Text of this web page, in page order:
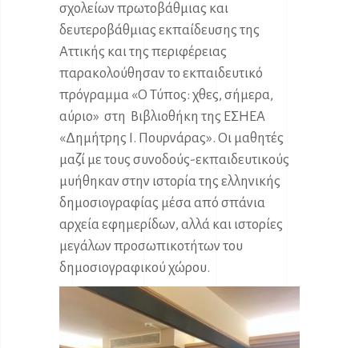
σχολείων πρωτοβάθμιας και
δευτεροβάθμιας εκπαίδευσης της
Αττικής και της περιφέρειας
παρακολούθησαν το εκπαιδευτικό
πρόγραμμα «Ο Τύπος: χθες, σήμερα,
αύριο» στη Βιβλιοθήκη της ΕΣΗΕΑ
«Δημήτρης Ι. Πουρνάρας». Οι μαθητές
μαζί με τους συνοδούς-εκπαιδευτικούς
μυήθηκαν στην ιστορία της ελληνικής
δημοσιογραφίας μέσα από σπάνια
αρχεία εφημερίδων, αλλά και ιστορίες
μεγάλων προσωπικοτήτων του
δημοσιογραφικού χώρου.